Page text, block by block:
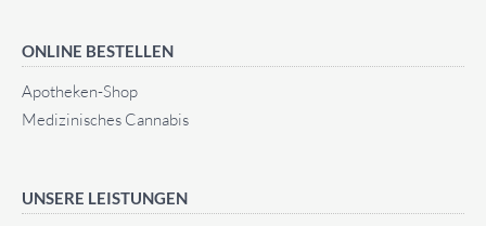
ONLINE BESTELLEN
Apotheken-Shop
Medizinisches Cannabis
UNSERE LEISTUNGEN